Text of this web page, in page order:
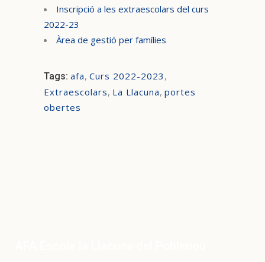
Inscripció a les extraescolars del curs
2022-23
Àrea de gestió per famílies
Tags: afa, Curs 2022-2023 ,
Extraescolars, La Llacuna, portes
obertes